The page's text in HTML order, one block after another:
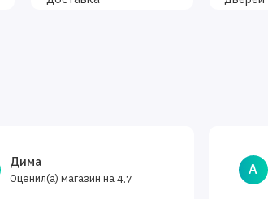
Дима
Оценил(а) магазин на4.7
А